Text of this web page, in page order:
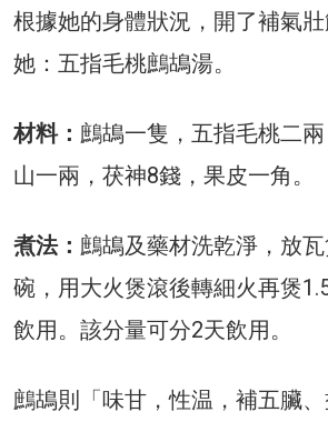
根據她的身體狀況，開了補氣
她：五指毛桃鷓鴣湯。
材料： 鷓鴣一隻，五指毛桃二
山一兩，茯神8錢，果皮一角。
煮法： 鷓鴣及藥材洗乾淨，放
碗，用大火煲滾後轉細火再煲
飲用。該分量可分2天飲用。
鷓鴣則「味甘，性温，補五臟